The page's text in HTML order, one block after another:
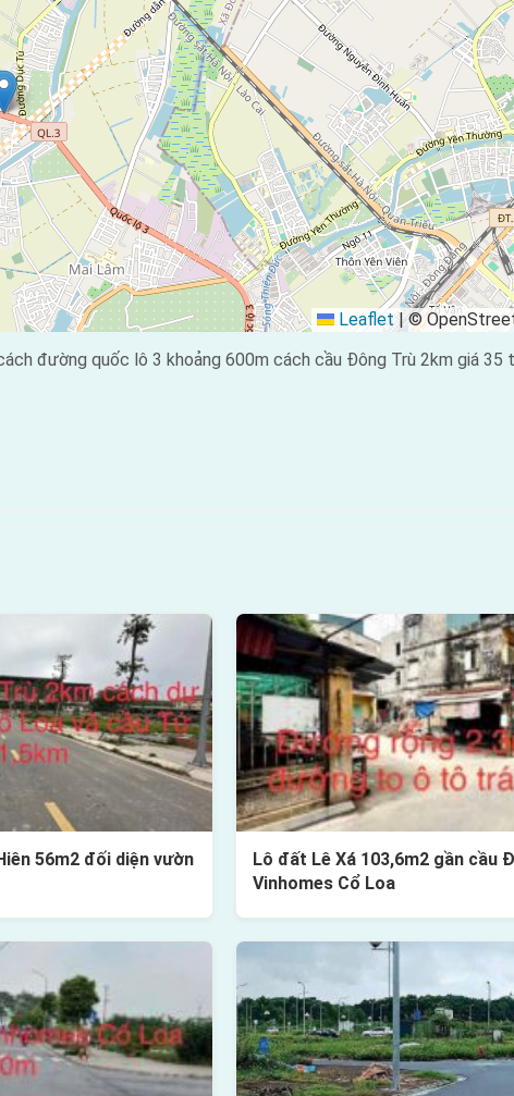
Leaflet |©
đường quốc lô 3 khoảng 600m cách cầu Đông Trù 2km giá 35
56m2 đối diện vườn
Lô đất Lê Xá 103,6m2 gần cầu
Vinhomes Cổ Loa